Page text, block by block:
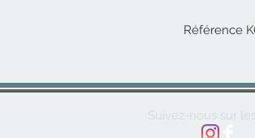
Référence
Suivez-nous sur